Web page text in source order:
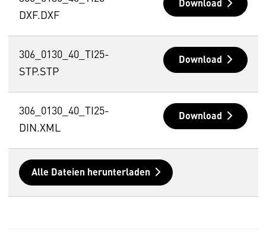
DXF.DXF
Download
306_0130_40_TI25-
STP.STP
Download
306_0130_40_TI25-
DIN.XML
Download
Alle Dateien herunterladen